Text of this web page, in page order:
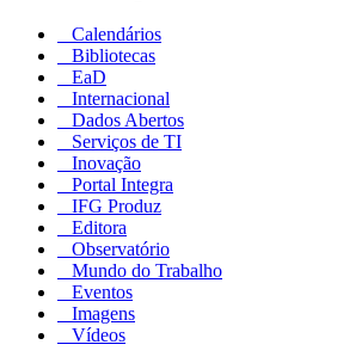
Calendários
Bibliotecas
EaD
Internacional
Dados Abertos
Serviços de TI
Inovação
Portal Integra
IFG Produz
Editora
Observatório
Mundo do Trabalho
Eventos
Imagens
Vídeos